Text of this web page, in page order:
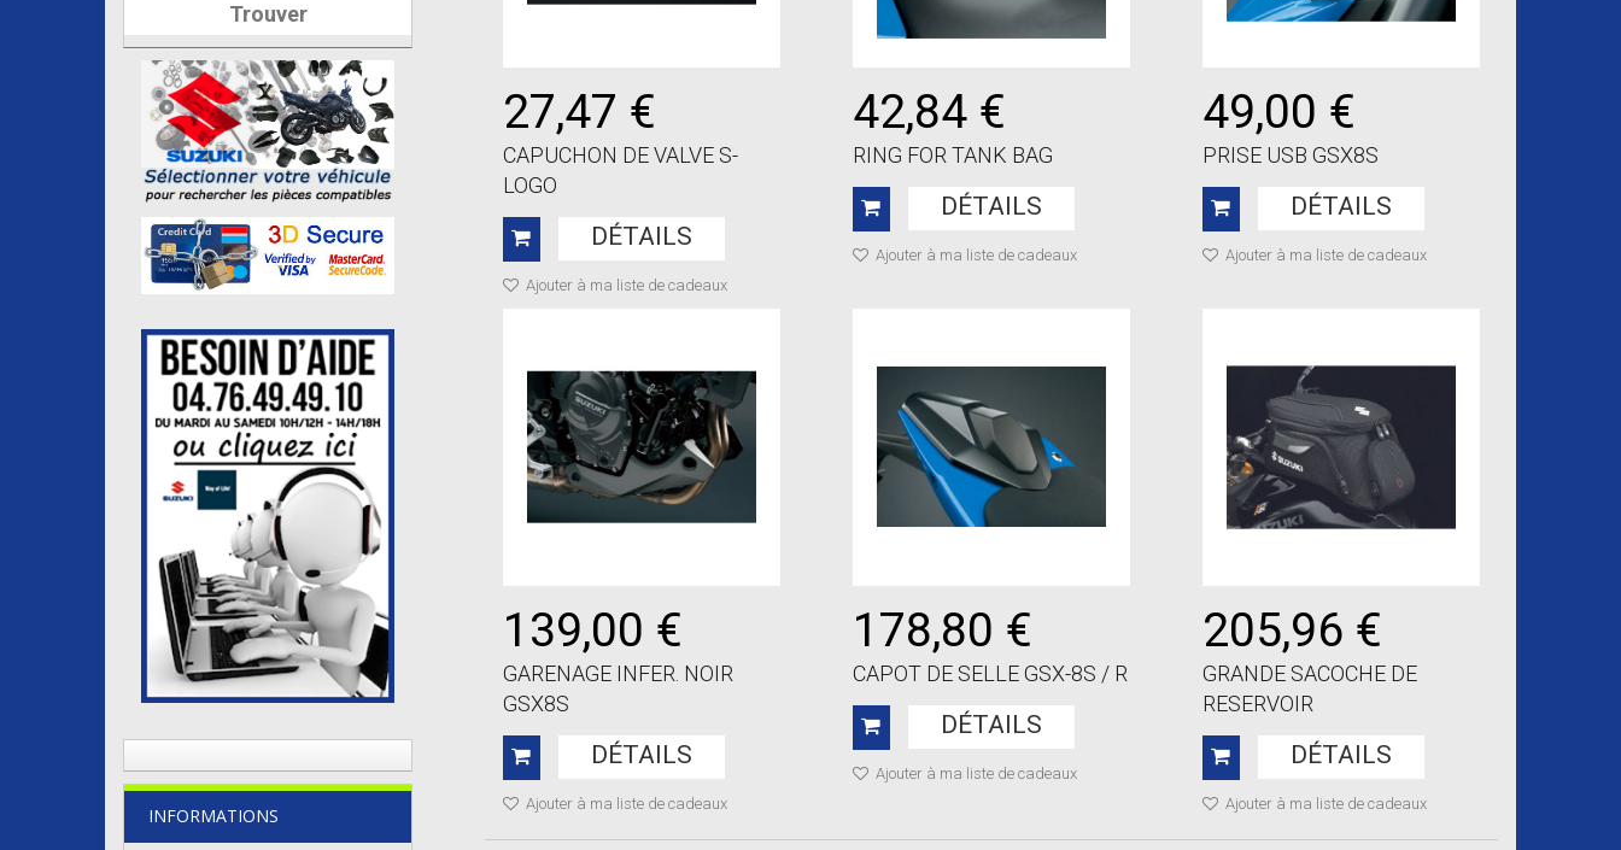
Trouver
INFORMATIONS
27,47 €
CAPUCHON DE VALVE S-
LOGO
DÉTAILS
Ajouter à ma liste de cadeaux
42,84 €
RING FOR TANK BAG
DÉTAILS
Ajouter à ma liste de cadeaux
49,00 €
PRISE USB GSX8S
DÉTAILS
Ajouter à ma liste de cadeaux
139,00 €
GARENAGE INFER. NOIR
GSX8S
DÉTAILS
Ajouter à ma liste de cadeaux
178,80 €
CAPOT DE SELLE GSX-8S / R
DÉTAILS
Ajouter à ma liste de cadeaux
205,96 €
GRANDE SACOCHE DE
RESERVOIR
DÉTAILS
Ajouter à ma liste de cadeaux